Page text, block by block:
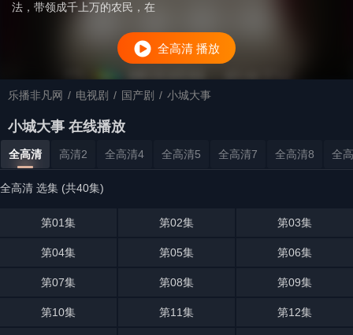
法，带领成千上万的农民，在
全高清 播放
乐播非凡网 / 电视剧 / 国产剧 / 小城大事
小城大事 在线播放
全高清 高清2 全高清4 全高清5 全高清7 全高清8 全
全高清 选集 (共40集)
第01集 第02集 第03集
第04集 第05集 第06集
第07集 第08集 第09集
第10集 第11集 第12集